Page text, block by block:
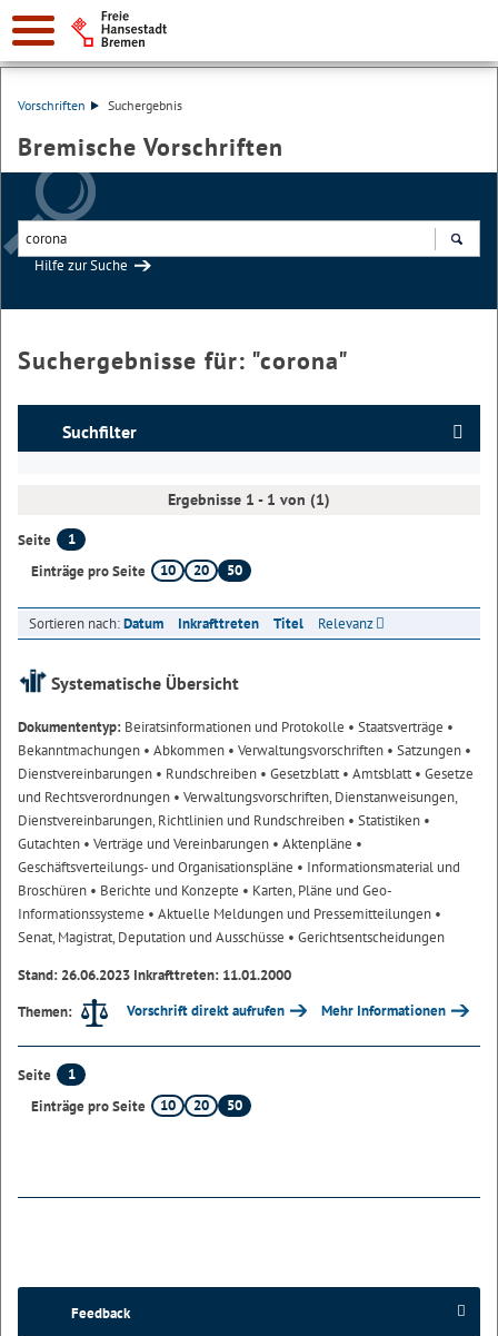
Vorschriften Suchergebnis
Bremische Vorschriften
Hilfe zur Suche
Suchergebnisse für: "corona"
Suchfilter
Ergebnisse 1 - 1 von (1)
Seite
1
Einträge pro Seite
10 20 50
Sortieren nach:Datum Inkrafttreten Titel Relevanz
Systematische Übersicht
Dokumententyp: Beiratsinformationen und Protokolle • Staatsverträge •
Bekanntmachungen • Abkommen • Verwaltungsvorschriften • Satzungen •
Dienstvereinbarungen • Rundschreiben • Gesetzblatt• Amtsblatt• Gesetze
und Rechtsverordnungen • Verwaltungsvorschriften, Dienstanweisungen,
Dienstvereinbarungen, Richtlinien und Rundschreiben • Statistiken •
Gutachten • Verträge und Vereinbarungen • Aktenpläne •
Geschäftsverteilungs- und Organisationspläne • Informationsmaterial und
Broschüren • Berichte und Konzepte • Karten, Pläne und Geo-
Informationssysteme • Aktuelle Meldungen und Pressemitteilungen •
Senat, Magistrat, Deputation und Ausschüsse • Gerichtsentscheidungen
Stand: 26.06.2023 Inkrafttreten: 11.01.2000
Themen:
Vorschrift direkt aufrufen Mehr Informationen
Seite
1
Einträge pro Seite
10 20 50
Feedback